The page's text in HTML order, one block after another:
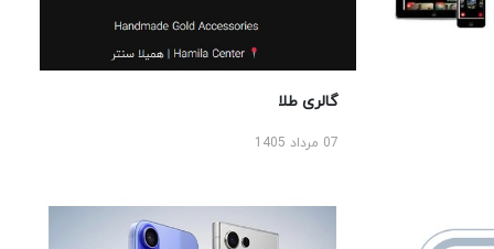
گالری طلا
07 مرداد 1405